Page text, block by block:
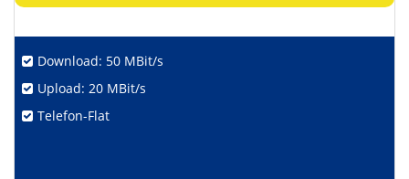
Download: 50 MBit/s
Upload: 20 MBit/s
Telefon-Flat